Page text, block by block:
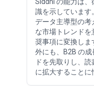
識を示しています
データ主導型の考
な市場トレンド
奨事項に変換しま
外にも、B2B の
ドを先取りし、
に拡大することに